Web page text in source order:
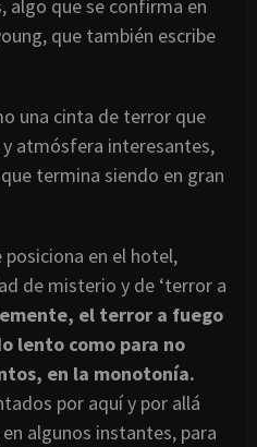
algo que se confirma en
que también escribe
una cinta de terror que
atmósfera interesantes,
termina siendo en gran
posiciona en el hotel,
de misterio y de ‘terror a
el terror a fuego
lento como para no
en la monotonía.
por aquí y por allá
algunos instantes, para